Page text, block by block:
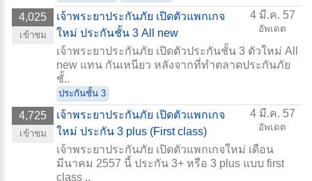
4,025
เข้าชม
เจ้าพระยาประกันภัย เปิดตัวแพกเกจ
ใหม่ ประกันชั้น 3 All new
4 มี.ค. 57
อัพเดต
เจ้าพระยาประกันภัย เปิดตัวประกันชั้น 3 ตัวใหม่ All
new แทน กันเหนียว หลังจากที่ทำตลาดประกันภัย
ชั้..
ประกันชั้น 3
4,725
เข้าชม
เจ้าพระยาประกันภัย เปิดตัวแพกเกจ
ใหม่ ประกัน 3 plus (First class)
4 มี.ค. 57
อัพเดต
เจ้าพระยาประกันภัย เปิดตัวแพกเกจใหม่ เดือน
มีนาคม 2557 นี้ ประกัน 3+ หรือ 3 plus แบบ first
class ..